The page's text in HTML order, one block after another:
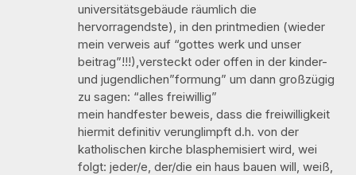
universitätsgebäude räumlich die
hervorragendste), in den printmedien (wieder
mein verweis auf “gottes werk und unser
beitrag”!!!),versteckt oder offen in der kinder-
und jugendlichen”formung” um dann großzügig
zu sagen: “alles freiwillig”
mein handfester beweis, dass die freiwilligkeit
hiermit definitiv verunglimpft d.h. von der
katholischen kirche blasphemisiert wird, wei
folgt: jeder/e, der/die ein haus bauen will, weiß,